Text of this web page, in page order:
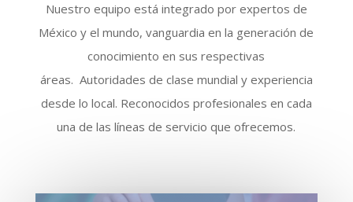
Nuestro equipo está integrado por expertos de
México y el mundo, vanguardia en la generación de
conocimiento en sus respectivas
áreas. Autoridades de clase mundial y experiencia
desde lo local. Reconocidos profesionales en cada
una de las líneas de servicio que ofrecemos.